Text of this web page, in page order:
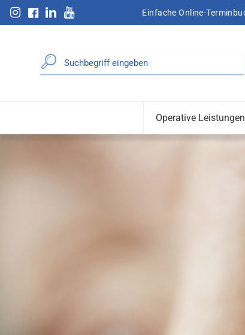
Einfache Online-Terminbuchung
Operative Leistungen